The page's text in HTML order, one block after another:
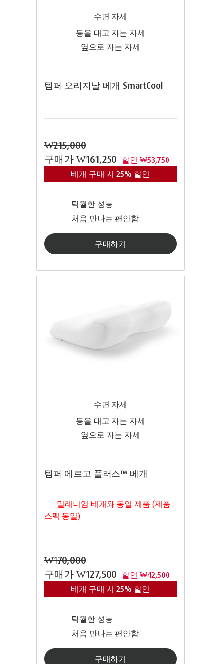
수면 자세
등을 대고 자는 자세
옆으로 자는 자세
템퍼 오리지날 베개 SmartCool
₩215,000
구매가₩161,250 할인 ₩53,750
베개 구매 시 25% 할인
탁월한 성능
처음 만나는 편안함
구매하기
수면 자세
등을 대고 자는 자세
옆으로 자는 자세
템퍼 에르고 플러스™ 베개
밀레니엄 베개와 동일 제품 (제품
스펙 동일)
₩170,000
구매가₩127,500 할인 ₩42,500
베개 구매 시 25% 할인
탁월한 성능
처음 만나는 편안함
구매하기